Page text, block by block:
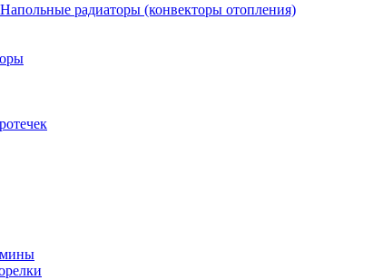
Напольные радиаторы (конвекторы отопления)